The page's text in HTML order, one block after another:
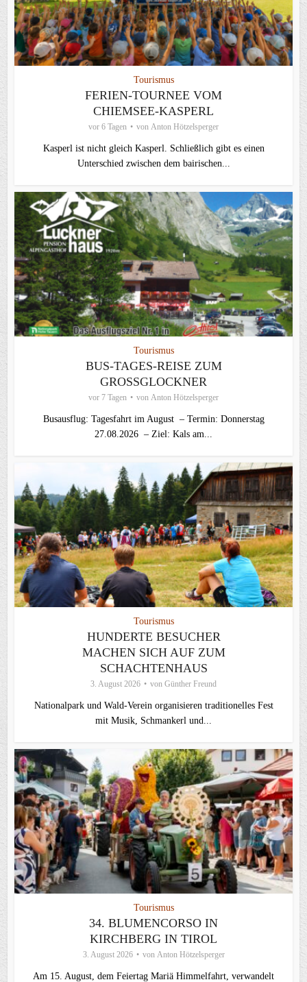
Tourismus
FERIEN-TOURNEE VOM
CHIEMSEE-KASPERL
vor 6 Tagen von Anton Hötzelsperger
Kasperl ist nicht gleich Kasperl. Schließlich gibt es einen
Unterschied zwischen dem bairischen...
Tourismus
BUS-TAGES-REISE ZUM
GROSSGLOCKNER
vor 7 Tagen von Anton Hötzelsperger
Busausflug: Tagesfahrt im August – Termin: Donnerstag
27.08.2026 – Ziel: Kals am...
Tourismus
HUNDERTE BESUCHER
MACHEN SICH AUF ZUM
SCHACHTENHAUS
3. August 2026 von Günther Freund
Nationalpark und Wald-Verein organisieren traditionelles Fest
mit Musik, Schmankerl und...
Tourismus
34. BLUMENCORSO IN
KIRCHBERG IN TIROL
3. August 2026 von Anton Hötzelsperger
Am 15. August, dem Feiertag Mariä Himmelfahrt, verwandelt